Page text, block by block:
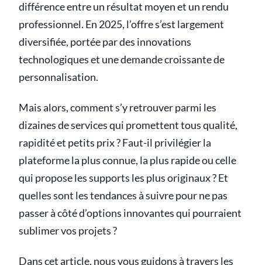
différence entre un résultat moyen et un rendu
professionnel. En 2025, l’offre s’est largement
diversifiée, portée par des innovations
technologiques et une demande croissante de
personnalisation.
Mais alors, comment s’y retrouver parmi les
dizaines de services qui promettent tous qualité,
rapidité et petits prix ? Faut-il privilégier la
plateforme la plus connue, la plus rapide ou celle
qui propose les supports les plus originaux ? Et
quelles sont les tendances à suivre pour ne pas
passer à côté d’options innovantes qui pourraient
sublimer vos projets ?
Dans cet article, nous vous guidons à travers les